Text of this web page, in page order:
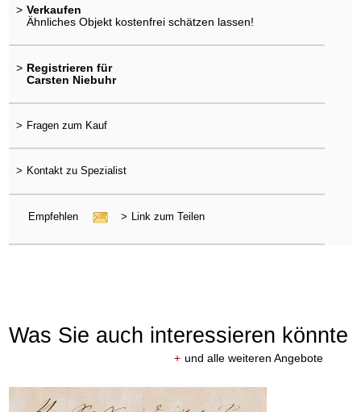
> Verkaufen
Ähnliches Objekt kostenfrei schätzen lassen!
> Registrieren für
Carsten Niebuhr
> Fragen zum Kauf
> Kontakt zu Spezialist
Empfehlen > Link zum Teilen
Was Sie auch interessieren könnte
+ und alle weiteren Angebote